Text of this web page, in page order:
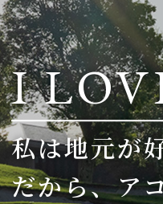
I
私は地元が
だから、ア